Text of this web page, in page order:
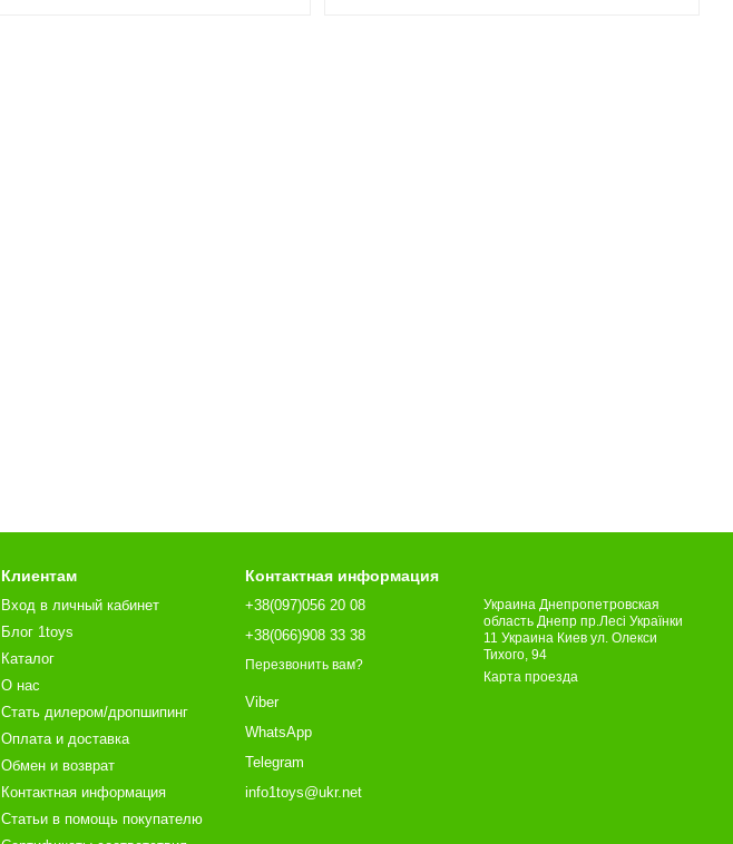
Клиентам
Вход в личный кабинет
Блог 1toys
Каталог
О нас
Стать дилером/дропшипинг
Оплата и доставка
Обмен и возврат
Контактная информация
Статьи в помощь покупателю
Контактная информация
+38(097)056 20 08
+38(066)908 33 38
Перезвонить вам?
Viber
WhatsApp
Telegram
info1toys@ukr.net
Украина Днепропетровская
область Днепр пр.Лесі Українки
11 Украина Киев ул. Олекси
Тихого, 94
Карта проезда